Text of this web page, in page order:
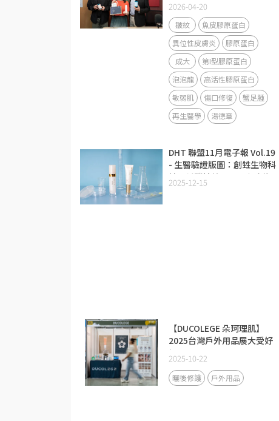
2026-04-20
皺紋
魚皮膠原蛋白
異位性皮膚炎
膠原蛋白
成大
第I型膠原蛋白
泡泡龍
高活性膠原蛋白
敏弱肌
傷口修復
蟹足腫
再生醫學
湯德章
DHT 聯盟11月電子報 Vol.19
- 生醫驗證版圖：創甡生物科
技以低碳精純膠原蛋白攻佔醫
美修護市場
2025-12-15
【DUCOLEGE 朵珂理肌】
2025台灣戶外用品展大受好
評2025-10-22
曬後修護 戶外用品